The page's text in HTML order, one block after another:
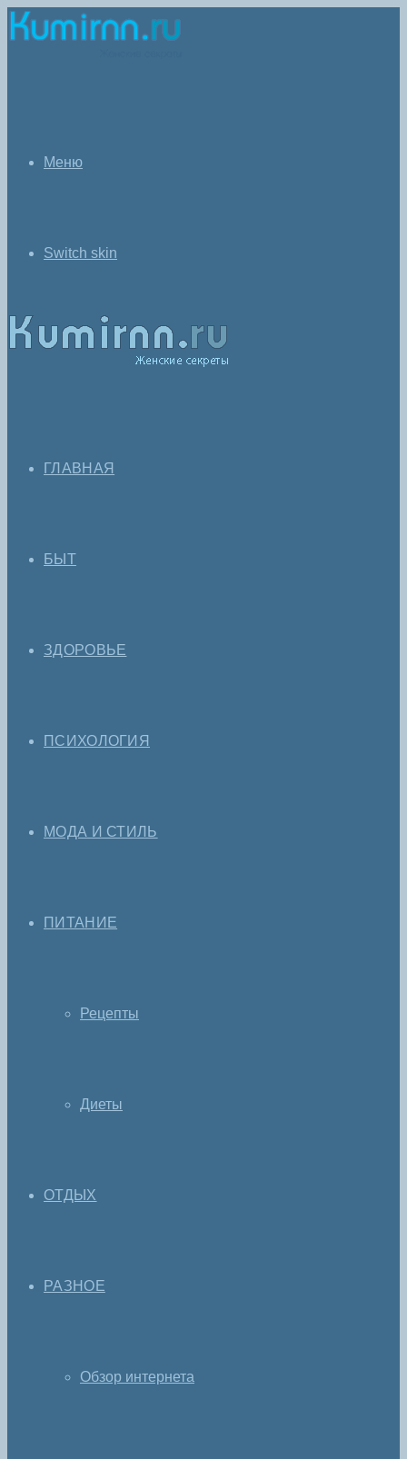
Меню
Switch skin
ГЛАВНАЯ
БЫТ
ЗДОРОВЬЕ
ПСИХОЛОГИЯ
МОДА И СТИЛЬ
ПИТАНИЕ
Рецепты
Диеты
ОТДЫХ
РАЗНОЕ
Обзор интернета